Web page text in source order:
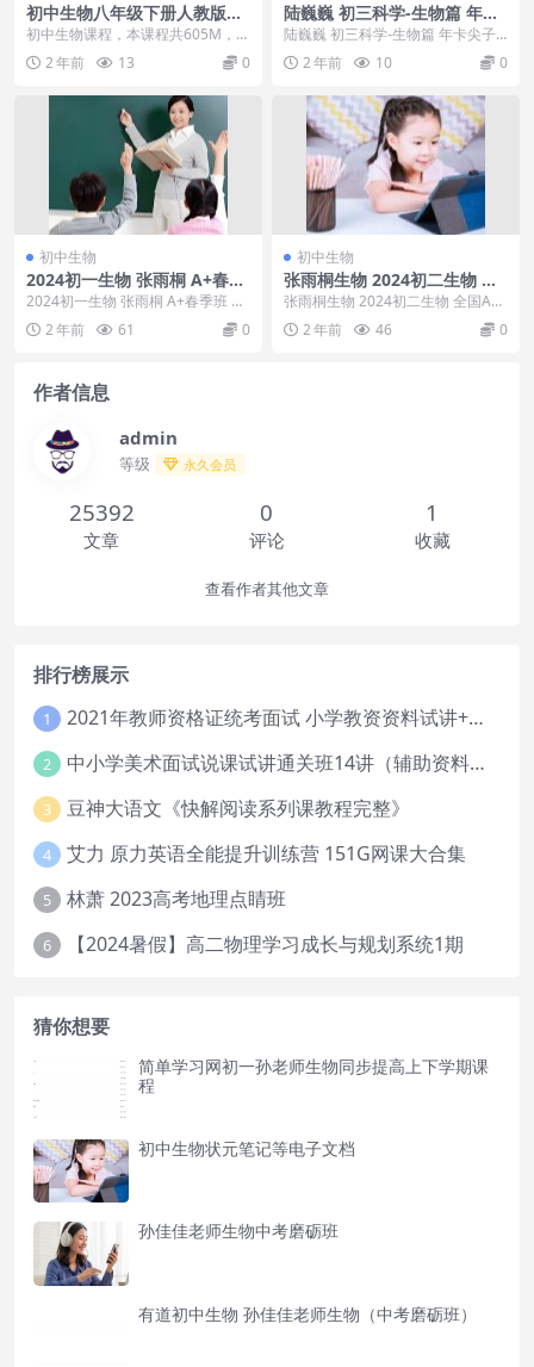
初中生物八年级下册人教版配
套课件资料
初中生物课程，本课程共605M，VI
P会员可通过百度网盘转存下载或者
在线播放。此...
2 年前 13 0
陆巍巍 初三科学-生物篇 年卡
尖子班 浙教版
陆巍巍 初三科学-生物篇 年卡尖子
班 浙教版 27讲带讲义目录：├─第
10讲生物...
2 年前 10 0
初中生物
2024初一生物 张雨桐 A+春季
班
2024初一生物 张雨桐 A+春季班 目
录： 春季下： 1血液与血管_ev_e
v... 2 年前 61 0
初中生物
张雨桐生物 2024初二生物 全
国A+秋季班上+下
张雨桐生物 2024初二生物 全国A
+秋季班上+下目录：秋季上：初二
生物全国A加...
2 年前 46 0
作者信息
admin
等级 永久会员
25392
文章
0
评论
1
收藏
查看作者其他文章
排行榜展示
1 2021年教师资格证统考面试 小学教资资料试讲+答辩
2 中小学美术面试说课试讲通关班14讲（辅助资料第一套）
3 豆神大语文《快解阅读系列课教程完整》
4 艾力 原力英语全能提升训练营 151G网课大合集
5 林萧 2023高考地理点睛班
6 【2024暑假】高二物理学习成长与规划系统1期
猜你想要
简单学习网初一孙老师生物同步提高上下学期课
程
初中生物状元笔记等电子文档
孙佳佳老师生物中考磨砺班
有道初中生物 孙佳佳老师生物（中考磨砺班）